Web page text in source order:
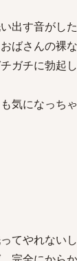
出す音がした
ばさんの裸
ガチに勃起し
気になっち
てやれない